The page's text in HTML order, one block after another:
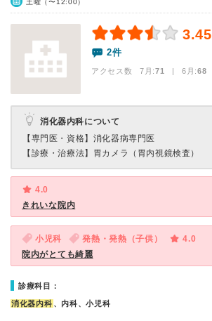
土曜（〜12:00）
3.45
2件
アクセス数 7月:71 | 6月:68
消化器内科について
【専門医・資格】 消化器病専門医
【診療・治療法】 胃カメラ（胃内視鏡検査）
4.0
きれいな院内
小児科 発熱・発熱（子供）
4.0
院内がとても綺麗
診療科目：
消化器内科 、内科、小児科